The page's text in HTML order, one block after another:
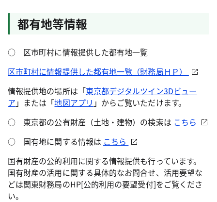
都有地等情報
○ 区市町村に情報提供した都有地一覧
区市町村に情報提供した都有地一覧（財務局ＨＰ）
情報提供地の場所は「東京都デジタルツイン3Dビュー
ア 」または「地図アプリ 」からご覧いただけます。
○ 東京都の公有財産（土地・建物）の検索は こちら
○ 国有地に関する情報は こちら
国有財産の公的利用に関する情報提供も行っています。
国有財産の活用に関する具体的なお問合せ、活用要望な
どは関東財務局のHP[公的利用の要望受付]をご覧くださ
い。